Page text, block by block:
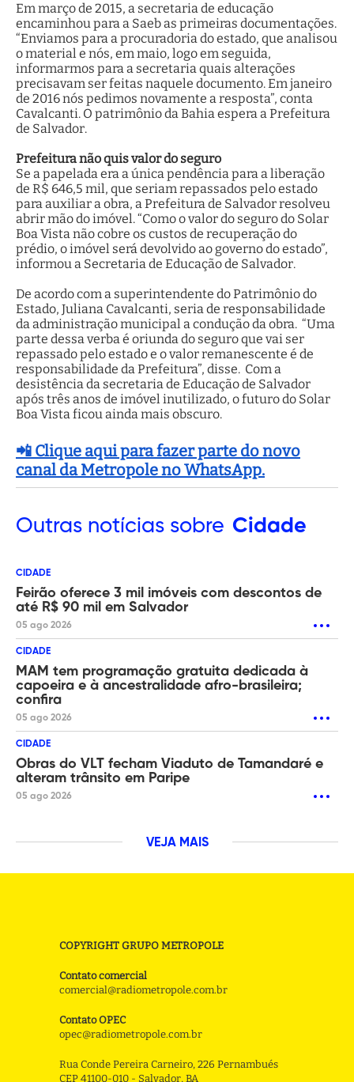
Em março de 2015, a secretaria de educação
encaminhou para a Saeb as primeiras documentações.
“Enviamos para a procuradoria do estado, que analisou
o material e nós, em maio, logo em seguida,
informarmos para a secretaria quais alterações
precisavam ser feitas naquele documento. Em janeiro
de 2016 nós pedimos novamente a resposta”, conta
Cavalcanti. O patrimônio da Bahia espera a Prefeitura
de Salvador.
Prefeitura não quis valor do seguro
Se a papelada era a única pendência para a liberação
de R$ 646,5 mil, que seriam repassados pelo estado
para auxiliar a obra, a Prefeitura de Salvador resolveu
abrir mão do imóvel. “Como o valor do seguro do Solar
Boa Vista não cobre os custos de recuperação do
prédio, o imóvel será devolvido ao governo do estado”,
informou a Secretaria de Educação de Salvador.
De acordo com a superintendente do Patrimônio do
Estado, Juliana Cavalcanti, seria de responsabilidade
da administração municipal a condução da obra. “Uma
parte dessa verba é oriunda do seguro que vai ser
repassado pelo estado e o valor remanescente é de
responsabilidade da Prefeitura”, disse. Com a
desistência da secretaria de Educação de Salvador
após três anos de imóvel inutilizado, o futuro do Solar
Boa Vista ficou ainda mais obscuro.
📲 Clique aqui para fazer parte do novo
canal da Metropole no WhatsApp.
Outras notícias sobre Cidade
CIDADE
Feirão oferece 3 mil imóveis com descontos de
até R$ 90 mil em Salvador
05 ago 2026
CIDADE
MAM tem programação gratuita dedicada à
capoeira e à ancestralidade afro-brasileira;
confira
05 ago 2026
CIDADE
Obras do VLT fecham Viaduto de Tamandaré e
alteram trânsito em Paripe
05 ago 2026
VEJA MAIS
COPYRIGHT GRUPO METROPOLE
Contato comercial
comercial@radiometropole.com.br
Contato OPEC
opec@radiometropole.com.br
Rua Conde Pereira Carneiro, 226 Pernambués
CEP 41100-010 - Salvador, BA